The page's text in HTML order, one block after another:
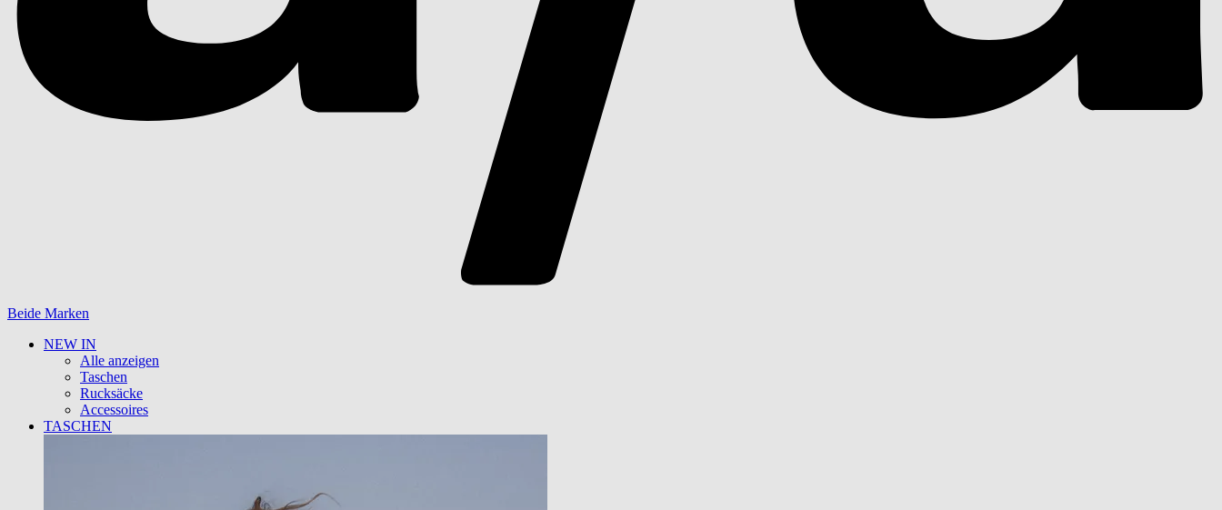
Beide Marken
NEW IN
Alle anzeigen
Taschen
Rucksäcke
Accessoires
TASCHEN